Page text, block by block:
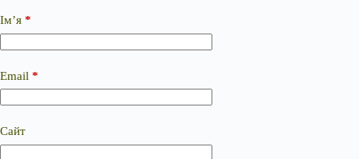
Ім’я *
Email *
Сайт